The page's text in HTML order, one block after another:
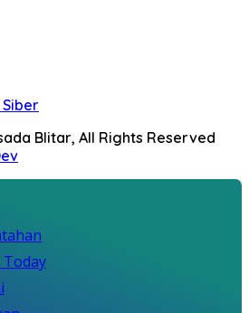
Blitar, All Rights Reserved
Today